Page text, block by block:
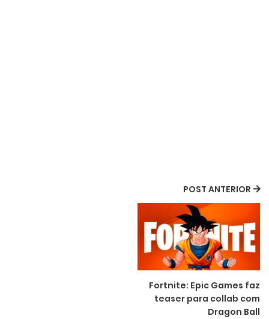
POST ANTERIOR
Fortnite: Epic Games faz
teaser para collab com
Dragon Ball